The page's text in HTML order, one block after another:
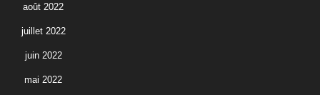
août 2022
juillet 2022
juin 2022
mai 2022